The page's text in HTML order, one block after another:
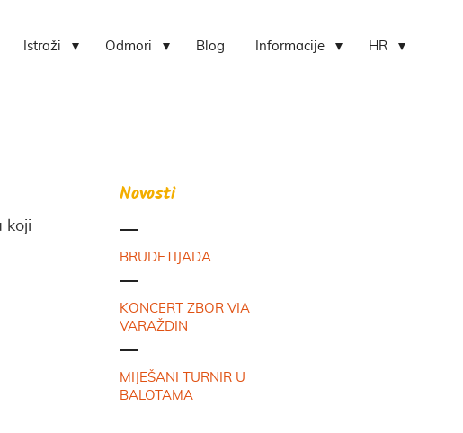
Istraži Odmori Blog Informacije HR
koji
Novosti
BRUDETIJADA
KONCERT ZBOR VIA
VARAŽDIN
MIJEŠANI TURNIR U
BALOTAMA